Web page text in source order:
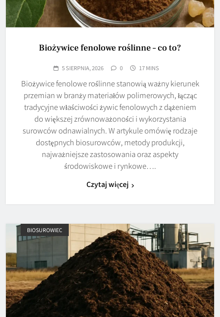
Biożywice fenolowe roślinne – co to?
5 SIERPNIA, 2026 0 17 MINS
Biożywice fenolowe roślinne stanowią ważny kierunek
przemian w branży materiałów polimerowych, łącząc
tradycyjne właściwości żywic fenolowych z dążeniem
do większej zrównoważoności i wykorzystania
surowców odnawialnych. W artykule omówię rodzaje
dostępnych biosurowców, metody produkcji,
najważniejsze zastosowania oraz aspekty
środowiskowe i rynkowe….
Czytaj więcej
BIOSUROWIEC